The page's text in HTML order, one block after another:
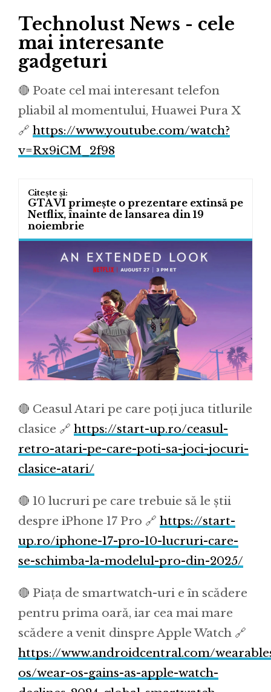
Technolust News - cele
mai interesante
gadgeturi
🔴 Poate cel mai interesant telefon
pliabil al momentului, Huawei Pura X
🔗 https://www.youtube.com/watch?
v=Rx9iCM_2f98
GTA VI primește o prezentare extinsă pe
Netflix, înainte de lansarea din 19
noiembrie
🔴 Ceasul Atari pe care poți juca titlurile
clasice 🔗 https://start-up.ro/ceasul-
retro-atari-pe-care-poti-sa-joci-jocuri-
clasice-atari/
🔴 10 lucruri pe care trebuie să le știi
despre iPhone 17 Pro 🔗 https://start-
up.ro/iphone-17-pro-10-lucruri-care-
se-schimba-la-modelul-pro-din-2025/
🔴 Piața de smartwatch-uri e în scădere
pentru prima oară, iar cea mai mare
scădere a venit dinspre Apple Watch 🔗
https://www.androidcentral.com/
os/wear-os-gains-as-apple-watch-